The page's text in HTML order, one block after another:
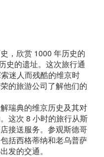
，欣赏 1000 年历史的
史的遗址。这次旅行通
迷人而残酷的维京时
的旅游公司了解他们的
瑞典的维京历史及其对
这次 8 小时的旅行从斯
接送服务。参观斯德哥
括西格蒂纳和老乌普萨
发的交通。